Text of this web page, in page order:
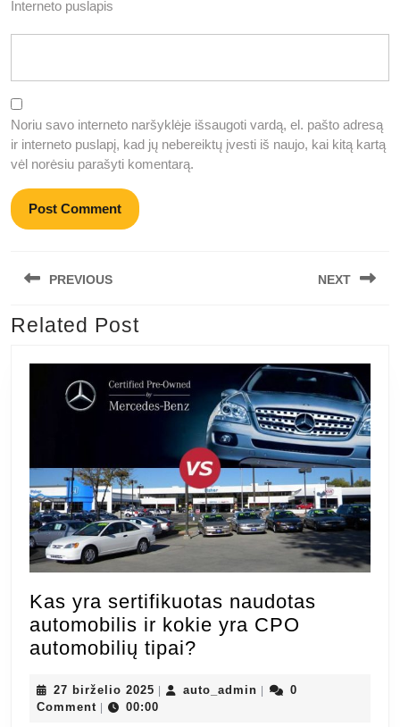
Interneto puslapis
Noriu savo interneto naršyklėje išsaugoti vardą, el. pašto adresą
ir interneto puslapį, kad jų nebereiktų įvesti iš naujo, kai kitą kartą
vėl norėsiu parašyti komentarą.
tarp
įrašų
PREVIOUS
Previous
NEXT
Related Post
Kas yra sertifikuotas naudotas
automobilis ir kokie yra CPO
automobilių tipai?
sertifikuotas
27 birželio 2025 27
birželio
auto_admin auto_admin
0
Comment
00:00